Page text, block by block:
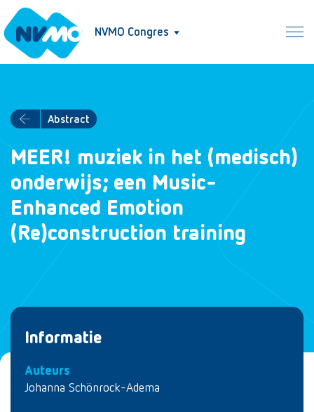
NVMO Congres
Abstract
MEER! muziek in het (medisch)
onderwijs; een Music-
Enhanced Emotion
(Re)construction training
Informatie
Auteurs
Johanna Schönrock-Adema